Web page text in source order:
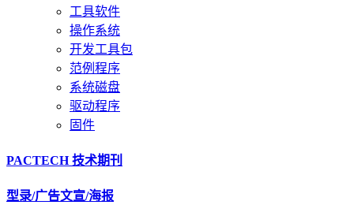
工具软件
操作系统
开发工具包
范例程序
系统磁盘
驱动程序
固件
PACTECH 技术期刊
型录/广告文宣/海报